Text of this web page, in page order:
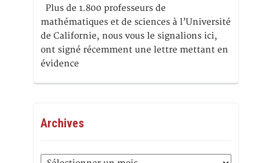
Plus de 1.800 professeurs de
mathématiques et de sciences à l’Université
de Californie, nous vous le signalions ici,
ont signé récemment une lettre mettant en
évidence
Archives